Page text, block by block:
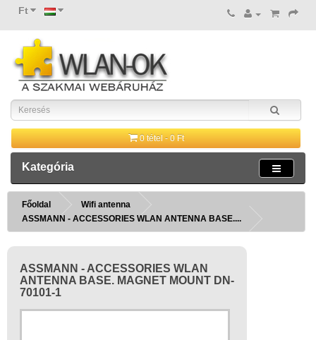
Ft
0 tétel - 0 Ft
Kategória
Főoldal
Wifi antenna
ASSMANN - ACCESSORIES WLAN ANTENNA BASE....
ASSMANN - ACCESSORIES WLAN
ANTENNA BASE. MAGNET MOUNT DN-
70101-1